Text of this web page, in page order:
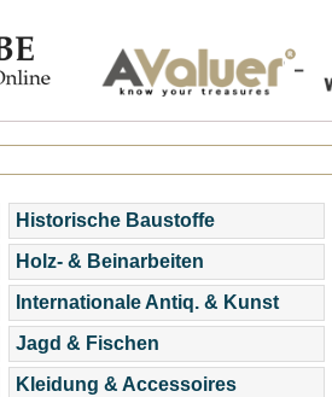
Historische Baustoffe
Holz- & Beinarbeiten
Internationale Antiq. & Kunst
Jagd & Fischen
Kleidung & Accessoires